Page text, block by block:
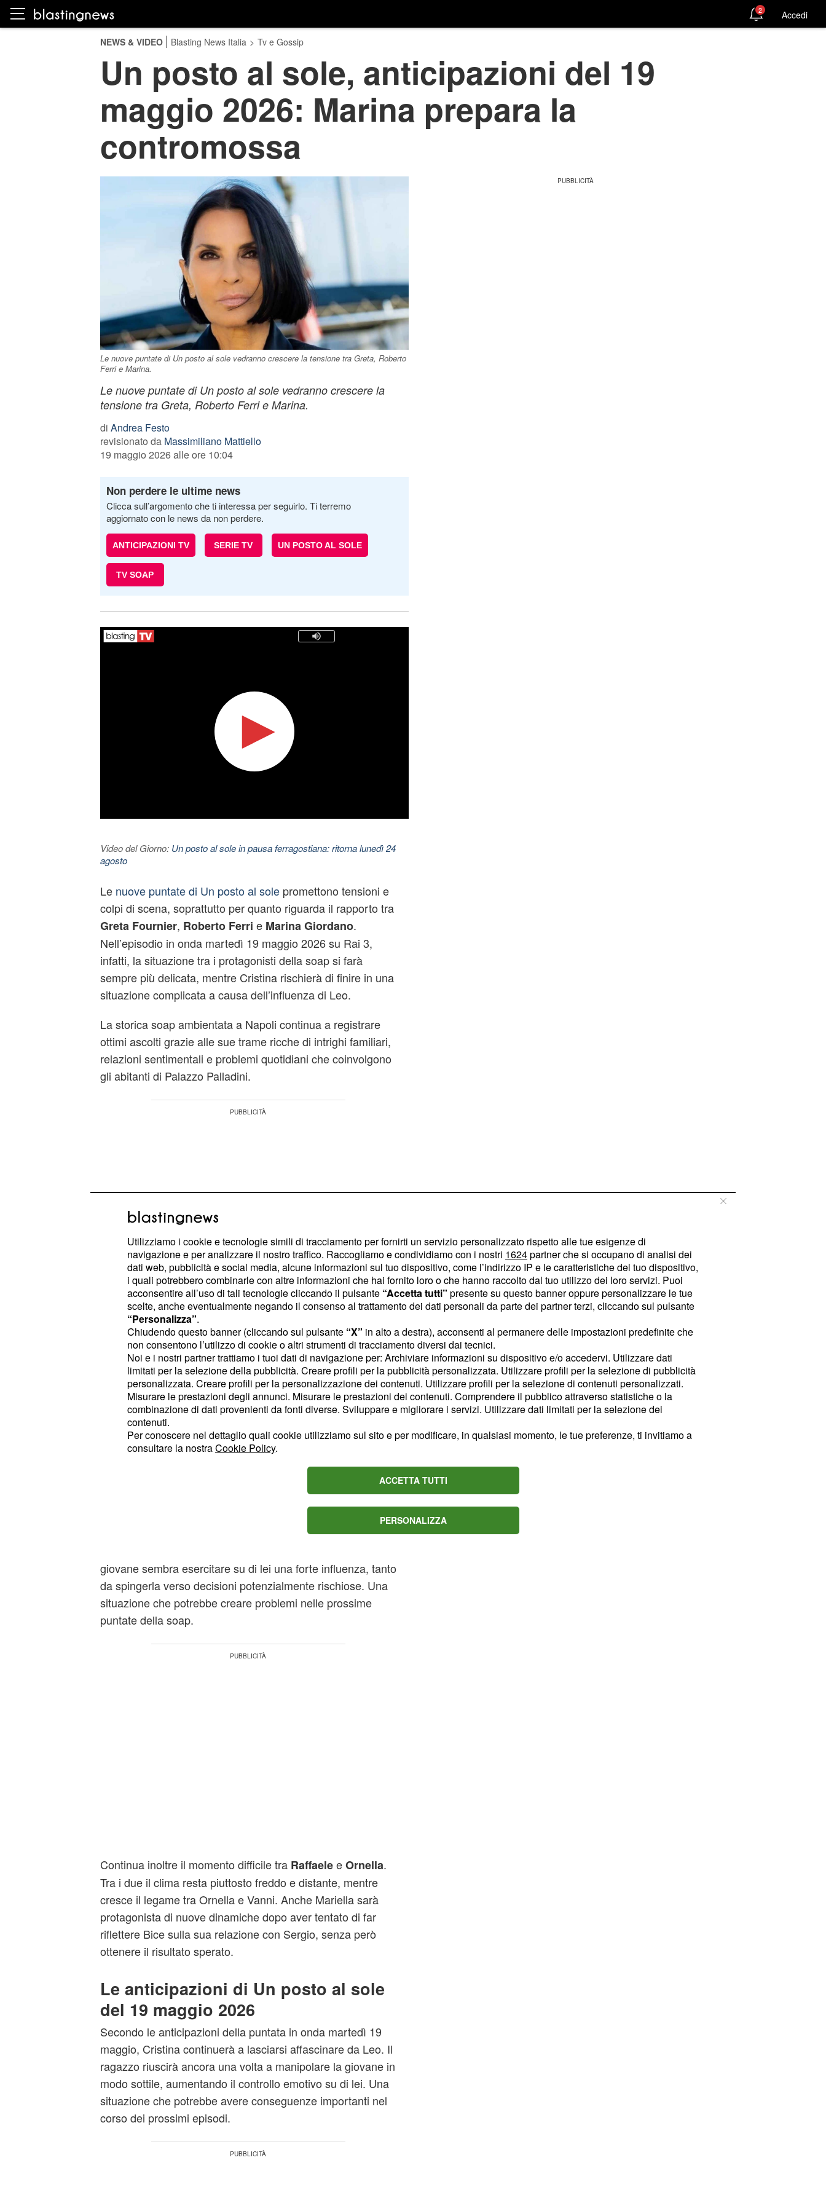
2 Accedi
NEWS & VIDEO Blasting News Italia > Tv e Gossip
Un posto al sole, anticipazioni del 19
maggio 2026: Marina prepara la
contromossa
Le nuove puntate di Un posto al sole vedranno crescere la tensione tra Greta, Roberto
Ferri e Marina.
Le nuove puntate di Un posto al sole vedranno crescere la
tensione tra Greta, Roberto Ferri e Marina.
di Andrea Festo
revisionato da Massimiliano Mattiello
19 maggio 2026 alle ore 10:04
Non perdere le ultime news
Clicca sull’argomento che ti interessa per seguirlo. Ti terremo
aggiornato con le news da non perdere.
ANTICIPAZIONI TV SERIE TV UN POSTO AL SOLE
TV SOAP
Video del Giorno: Un posto al sole in pausa ferragostiana: ritorna lunedì 24
agosto
Le nuove puntate di Un posto al solepromettono tensioni e
colpi di scena, soprattutto per quanto riguarda il rapporto tra
Greta Fournier, Roberto Ferri e Marina Giordano.
Nell’episodio in onda martedì 19 maggio 2026 su Rai 3,
infatti, la situazione tra i protagonisti della soap si farà
sempre più delicata, mentre Cristina rischierà di finire in una
situazione complicata a causa dell’influenza di Leo.
La storica soap ambientata a Napoli continua a registrare
ottimi ascolti grazie alle sue trame ricche di intrighi familiari,
relazioni sentimentali e problemi quotidiani che coinvolgono
gli abitanti di Palazzo Palladini.
Anche questa volta non mancheranno momenti di forte
tensione emotiva.
Dove eravamo rimasti nelle
precedenti puntate
Negli episodi andati in onda nei giorni scorsi, Marina aveva
iniziato a guardare con crescente sospetto la presenza di
Greta accanto a Roberto. La donna, infatti, teme che la
Fournier possa diventare sempre più importante nella vita
del marito e per questo ha deciso di muoversi con cautela
Nel frattempo Cristina ha ritrovato una certa complicità con
giovane sembra esercitare su di lei una forte influenza, tanto
da spingerla verso decisioni potenzialmente rischiose. Una
situazione che potrebbe creare problemi nelle prossime
puntate della soap.
Continua inoltre il momento difficile tra RaffaeleeOrnella.
Tra i due il clima resta piuttosto freddo e distante, mentre
cresce il legame tra Ornella e Vanni. Anche Mariella sarà
protagonista di nuove dinamiche dopo aver tentato di far
riflettere Bice sulla sua relazione con Sergio, senza però
ottenere il risultato sperato.
Le anticipazioni di Un posto al sole
del 19 maggio 2026
Secondo le anticipazioni della puntata in onda martedì 19
maggio, Cristina continuerà a lasciarsi affascinare da Leo. Il
ragazzo riuscirà ancora una volta a manipolare la giovane in
modo sottile, aumentando il controllo emotivo su di lei. Una
situazione che potrebbe avere conseguenze importanti nel
corso dei prossimi episodi.
Utilizziamo i cookie e tecnologie simili di tracciamento per fornirti un servizio personalizzato rispetto alle tue esigenze di
navigazione e per analizzare il nostro traffico. Raccogliamo e condividiamo con i nostri 1624partner che si occupano di analisi dei
dati web, pubblicità e social media, alcune informazioni sul tuo dispositivo, come l’indirizzo IP e le caratteristiche del tuo dispositivo,
i quali potrebbero combinarle con altre informazioni che hai fornito loro o che hanno raccolto dal tuo utilizzo dei loro servizi. Puoi
acconsentire all’uso di tali tecnologie cliccando il pulsante “Accetta tutti” presente su questo banner oppure personalizzare le tue
scelte, anche eventualmente negando il consenso al trattamento dei dati personali da parte dei partner terzi, cliccando sul pulsante
“Personalizza”.
Chiudendo questo banner (cliccando sul pulsante “X” in alto a destra), acconsenti al permanere delle impostazioni predefinite che
non consentono l’utilizzo di cookie o altri strumenti di tracciamento diversi dai tecnici.
Noi e i nostri partner trattiamo i tuoi dati di navigazione per: Archiviare informazioni su dispositivo e/o accedervi. Utilizzare dati
limitati per la selezione della pubblicità. Creare profili per la pubblicità personalizzata. Utilizzare profili per la selezione di pubblicità
personalizzata. Creare profili per la personalizzazione dei contenuti. Utilizzare profili per la selezione di contenuti personalizzati.
Misurare le prestazioni degli annunci. Misurare le prestazioni dei contenuti. Comprendere il pubblico attraverso statistiche o la
combinazione di dati provenienti da fonti diverse. Sviluppare e migliorare i servizi. Utilizzare dati limitati per la selezione dei
contenuti.
Per conoscere nel dettaglio quali cookie utilizziamo sul sito e per modificare, in qualsiasi momento, le tue preferenze, ti invitiamo a
consultare la nostraCookie Policy.
ACCETTA TUTTI
PERSONALIZZA